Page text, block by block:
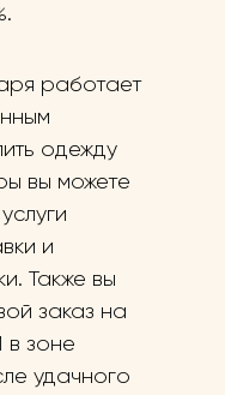
работает
одежду
вы можете
и
Также вы
заказ на
в зоне
удачного